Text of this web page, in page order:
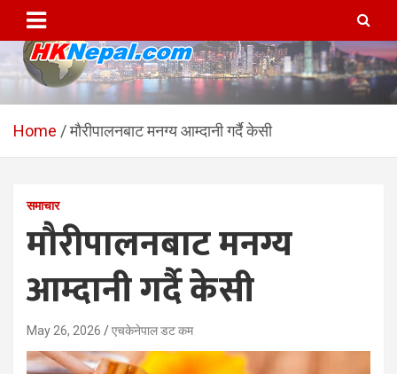
content
HKNepal.com – हङकङबाट
सञ्चालित पहिलो नेपाली अनलाईन
hknepal, hknepal.com, hk nepal, hk nepal com
Home मौरीपालनबाट मनग्य आम्दानी गर्दै केसी
समाचार
मौरीपालनबाट मनग्य
आम्दानी गर्दै केसी
May 26, 2026 एचकेनेपाल डट कम